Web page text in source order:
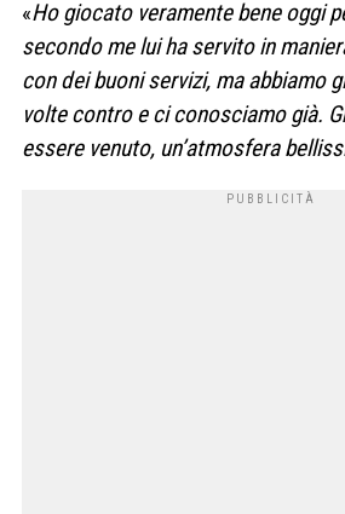
«Ho giocato veramente bene oggi
secondo me lui ha servito in
con dei buoni servizi, ma abbiamo
volte contro e ci conosciamo già.
essere venuto, un’atmosfera